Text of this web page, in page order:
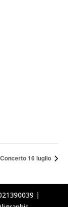
Concerto 16 luglio
|